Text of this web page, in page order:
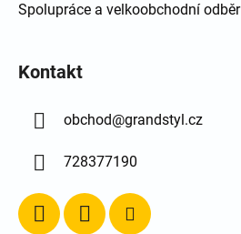
Spolupráce a velkoobchodní odběr
Kontakt
obchod@grandstyl.cz
728377190